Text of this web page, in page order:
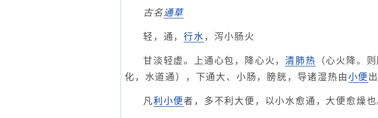
古名通草
轻，通，行水 ，泻小肠火
甘淡轻虚。上通心包，降心火，清肺热 （心火降。
化，水道通），下通大、小肠，膀胱，导诸湿热由 小便
凡利小便者，多不利大便，以小水愈通，大便愈燥